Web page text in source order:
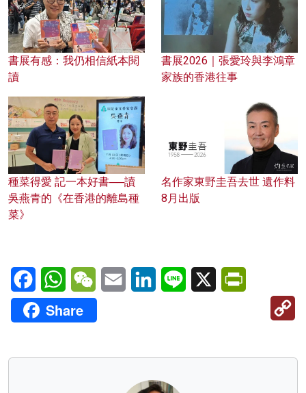
書展有感：我仍相信紙本閱
讀
書展2026｜張愛玲與李鴻章
家族的香港往事
種菜得愛 記一本好書──讀
吳燕青的《在香港的離島種
菜》
名作家東野圭吾去世 遺作料
8月出版
FacebookWhatsAppWeChatEmail LinkedInLine X
Share